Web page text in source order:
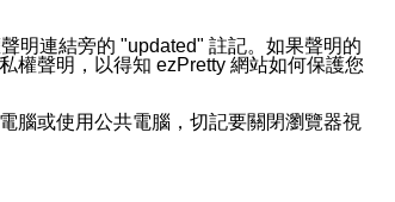
明連結旁的 "updated" 註記。如果聲明的
權聲明，以得知 ezPretty 網站如何保護您
腦或使用公共電腦，切記要關閉瀏覽器視